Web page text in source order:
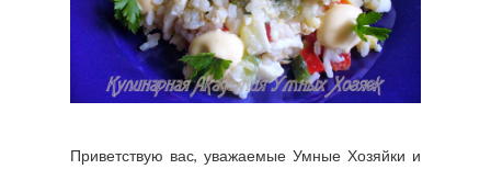
Приветствую вас, уважаемые Умные Хозяйки и